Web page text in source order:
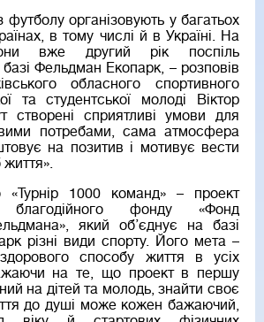
футболу організовують у багатьох
в тому числі й в Україні. На
вже другий рік поспіль
Фельдман Екопарк, – розповів
обласного спортивного
та студентської молоді Віктор
створені сприятливі умови для
потребами, сама атмосфера
на позитив і мотивує вести
життя».
1000 команд» – проект
благодійного фонду «Фонд
який об’єднує на базі
різні види спорту. Його мета –
здорового способу життя в усіх
на те, що проект в першу
на дітей та молодь, знайти своє
до душі може кожен бажаючий,